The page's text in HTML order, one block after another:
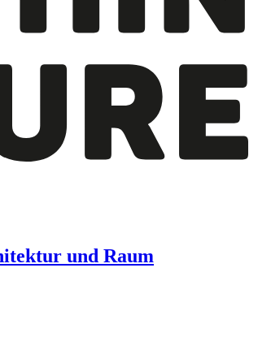
und Raum